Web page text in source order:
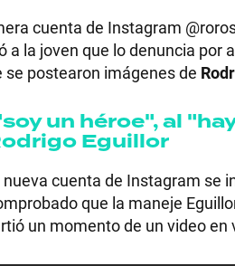
cuenta de Instagram
a la joven que lo denuncia por
se postearon imágenes de
un héroe", al
Eguillor
nueva cuenta de Instagram se
que la maneje
un momento de un video